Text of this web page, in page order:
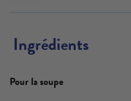
Ingrédients
Pour la soupe